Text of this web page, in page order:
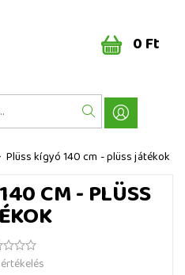
0 Ft
Plüss kígyó 140 cm - plüss játékok
CM - PLÜSS